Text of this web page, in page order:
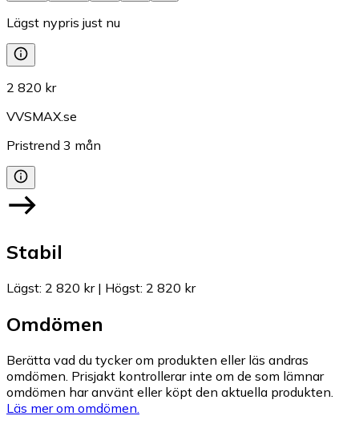
Lägst nypris just nu
2 820 kr
VVSMAX.se
Pristrend 3 mån
Stabil
Lägst: 2 820 kr| Högst: 2 820 kr
Omdömen
Berätta vad du tycker om produkten eller läs andras
omdömen. Prisjakt kontrollerar inte om de som lämnar
omdömen har använt eller köpt den aktuella produkten.
Läs mer om omdömen.